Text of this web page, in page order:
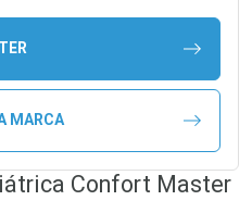
MARCA
Confort Master